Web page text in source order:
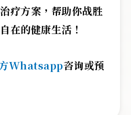
疗方案，帮助你战胜
在的健康生活！
Whatsapp咨询或预